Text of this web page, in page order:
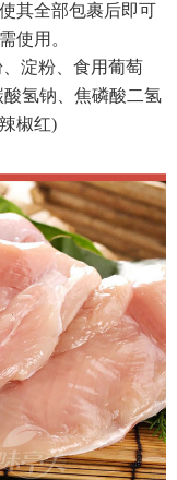
其全部包裹后即可
使用。
淀粉、食用葡萄
氢钠、焦磷酸二氢
椒红)